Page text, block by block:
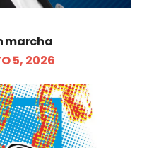
marcha
5, 2026